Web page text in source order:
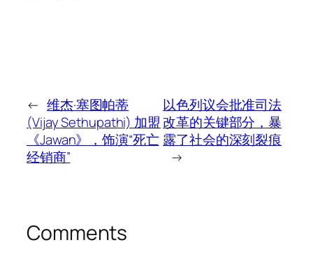
← 维杰·塞图帕蒂
(Vijay Sethupathi) 加盟
《Jawan》，饰演“死亡
经销商”
以色列议会批准司法
改革的关键部分，暴
露了社会的深刻裂痕
→
Comments